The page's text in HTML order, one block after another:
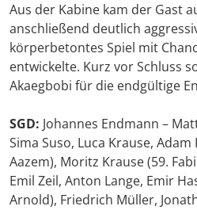
Aus der Kabine kam der Gast
anschließend deutlich
körperbetontes Spiel mit
entwickelte. Kurz vor Schluss
Akaegbobi für die endgültige
SGD: Johannes Endmann –
Sima Suso, Luca Krause, Adam
Aazem), Moritz Krause (59.
Emil Zeil, Anton Lange, Emir
Arnold), Friedrich Müller,